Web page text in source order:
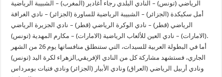
الرياضي (تونس) – النادي البلدي رجاء أغادير (المغرب) – الشبيبة الرياضية
أمل سكيكدة (الجزائر) – الشبيبة الرياضية للساورة (الجزائر) – نادي الغرافة
الرياضي (قطر) – نادي الوكرة الرياضي (قطر) – نادي الجزيرة الرياضي
(الامارات) – نادي العين للألعاب الرياضية (الامارات) – مكارم المهدية (تونس).
أما في البطولة العربية للسيدات، التي ستنطلق منافساتها يوم 26 من الشهر
الجاري، فستشهد مشاركة كل من النادي الإفريقي,الزهراء لكرة اليد (تونس)
ونادي أربيل الرياضي (العراق) ونادي الأبيار (الجزائر) ونادي فتيات بومرداس